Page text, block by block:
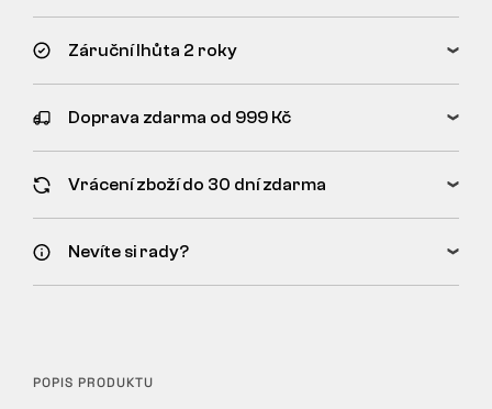
Záruční lhůta 2 roky
Doprava zdarma od 999 Kč
Vrácení zboží do 30 dní zdarma
Nevíte si rady?
POPIS PRODUKTU